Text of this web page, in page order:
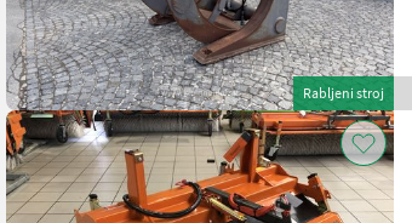
Rabljeni stroj